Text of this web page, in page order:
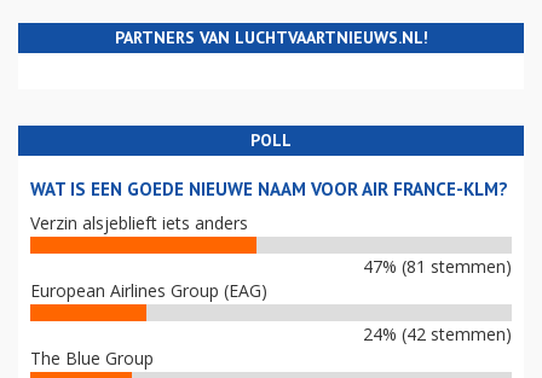
PARTNERS VAN LUCHTVAARTNIEUWS.NL!
POLL
WAT IS EEN GOEDE NIEUWE NAAM VOOR AIR FRANCE-KLM?
Verzin alsjeblieft iets anders
47% (81 stemmen)
European Airlines Group (EAG)
24% (42 stemmen)
The Blue Group